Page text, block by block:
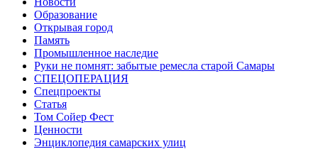
Образование
Открывая город
Память
Промышленное наследие
Руки не помнят: забытые ремесла старой Самары
СПЕЦОПЕРАЦИЯ
Спецпроекты
Статья
Том Сойер Фест
Ценности
Энциклопедия самарских улиц